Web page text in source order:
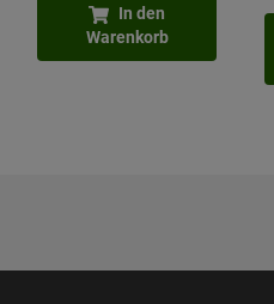
In den
Warenkorb